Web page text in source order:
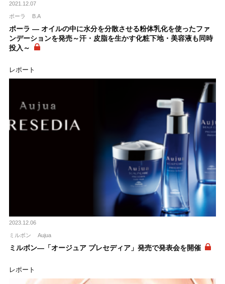
2021.12.07
ポーラ B.A
ポーラ ― オイルの中に水分を分散させる粉体乳化を使ったファ
ンデーションを発売～汗・皮脂を生かす化粧下地・美容液も同時
投入～
レポート
2023.12.06
ミルボン Aujua
ミルボン―「オージュア プレセディア」発売で発表会を開催
レポート